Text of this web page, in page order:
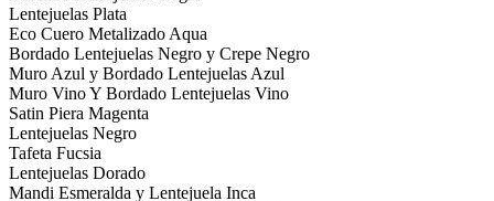
Lentejuelas Plata
Eco Cuero Metalizado Aqua
Bordado Lentejuelas Negro y Crepe Negro
Muro Azul y Bordado Lentejuelas Azul
Muro Vino Y Bordado Lentejuelas Vino
Satin Piera Magenta
Lentejuelas Negro
Tafeta Fucsia
Lentejuelas Dorado
Mandi Esmeralda y Lentejuela Inca